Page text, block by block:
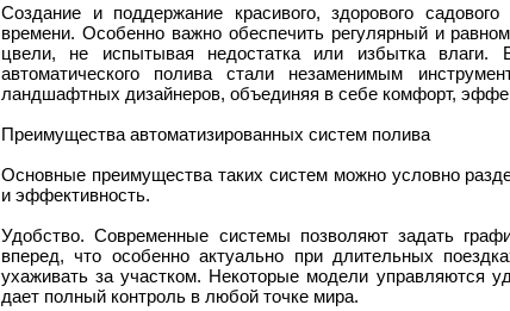
Создание и поддержание красивого, здорового
времени. Особенно важно обеспечить регулярный и
цвели, не испытывая недостатка или избытка влаги.
автоматического полива стали незаменимым
ландшафтных дизайнеров, объединяя в себе комфорт,
Преимущества автоматизированных систем полива
Основные преимущества таких систем можно условно
и эффективность.
Удобство. Современные системы позволяют задать
вперед, что особенно актуально при длительных
ухаживать за участком. Некоторые модели управляются
дает полный контроль в любой точке мира.